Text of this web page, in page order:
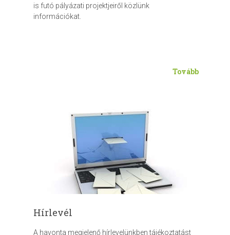
is futó pályázati projektjeiről közlünk
információkat.
Tovább
Hírlevél
A havonta megjelenő hírlevelünkben tájékoztatást